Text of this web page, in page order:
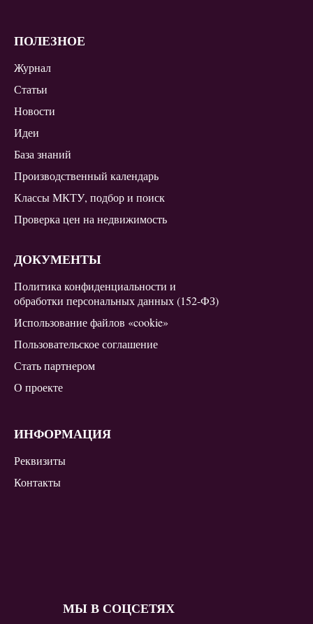
ПОЛЕЗНОЕ
Журнал
Статьи
Новости
Идеи
База знаний
Производственный календарь
Классы МКТУ, подбор и поиск
Проверка цен на недвижимость
ДОКУМЕНТЫ
Политика конфиденциальности и
обработки персональных данных (152-ФЗ)
Использование файлов «cookie»
Пользовательское соглашение
Стать партнером
О проекте
ИНФОРМАЦИЯ
Реквизиты
Контакты
МЫ В СОЦСЕТЯХ